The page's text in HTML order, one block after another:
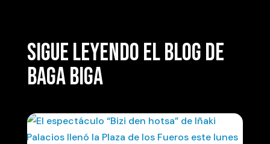
SIGUE LEYENDO EL BLOG DE
BAGA BIGA